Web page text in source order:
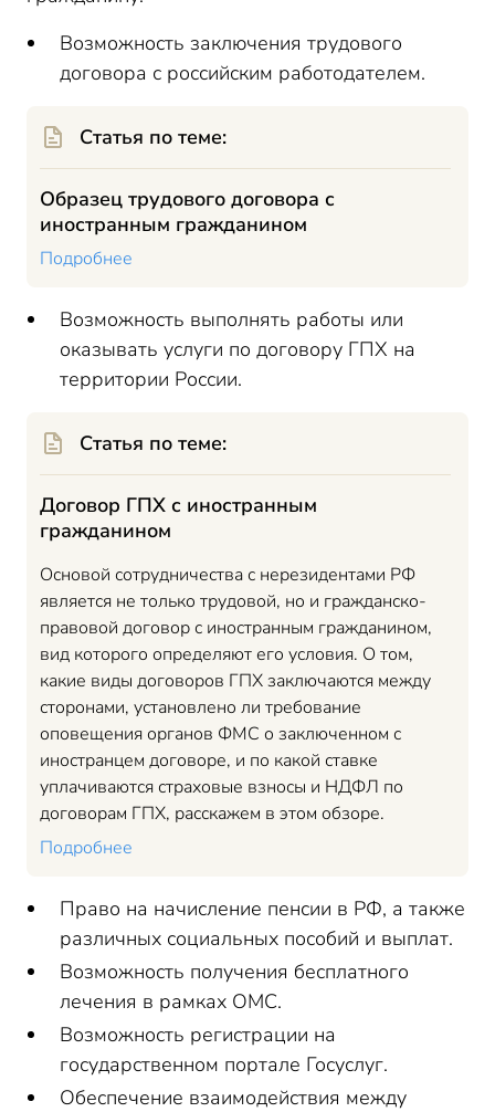
Сколько стоит оформить СНИЛС иностранцу - цена
Возможность заключения трудового
договора с российским работодателем.
Статья по теме:
Образец трудового договора с
иностранным гражданином
Подробнее
Возможность выполнять работы или
оказывать услуги по договору ГПХ на
территории России.
Статья по теме:
Договор ГПХ с иностранным
гражданином
Основой сотрудничества с нерезидентами РФ
является не только трудовой, но и гражданско-
правовой договор с иностранным гражданином,
вид которого определяют его условия. О том,
какие виды договоров ГПХ заключаются между
сторонами, установлено ли требование
оповещения органов ФМС о заключенном с
иностранцем договоре, и по какой ставке
уплачиваются страховые взносы и НДФЛ по
договорам ГПХ, расскажем в этом обзоре.
Подробнее
Право на начисление пенсии в РФ, а также
различных социальных пособий и выплат.
Возможность получения бесплатного
лечения в рамках ОМС.
Возможность регистрации на
государственном портале Госуслуг.
Обеспечение взаимодействия между